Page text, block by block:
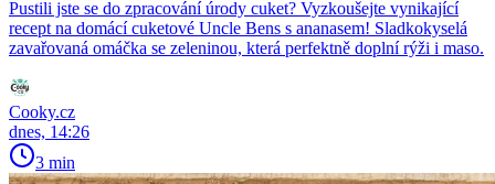
Pustili jste se do zpracování úrody cuket? Vyzkoušejte vynikající
recept na domácí cuketové Uncle Bens s ananasem! Sladkokyselá
zavařovaná omáčka se zeleninou, která perfektně doplní rýži i maso.
Cooky.cz
dnes, 14:26
3 min